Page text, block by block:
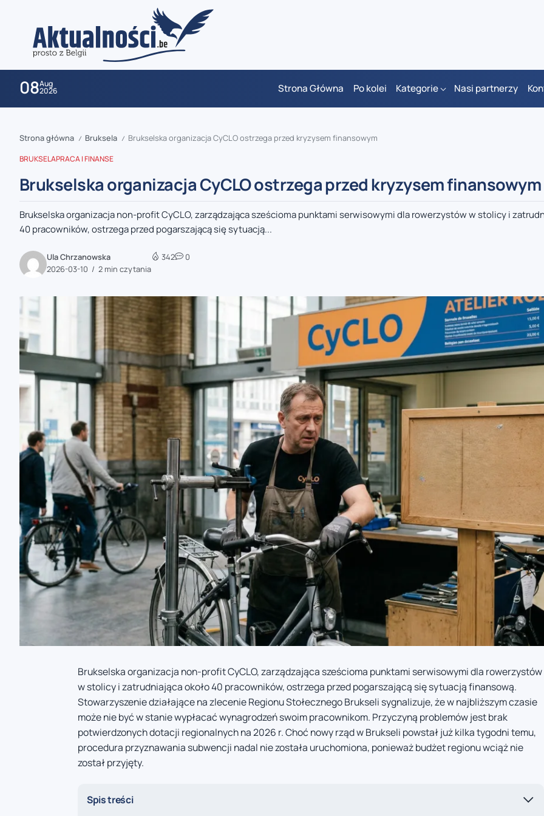
08Aug
2026 Strona Główna Po kolei Kategorie Nasi partnerzy
zaobserwuj nas
zaobserwuj nas
zaobserwuj nas
zaobserwuj nas
zaobserwuj nas
Strona główna / Bruksela / Brukselska organizacja CyCLO ostrzega przed kryzysem finansowym
BRUKSELAPRACA I FINANSE
Brukselska organizacja CyCLO ostrzega przed kryzysem finansowym
Brukselska organizacja non-profit CyCLO, zarządzająca sześcioma punktami serwisowymi dla rowerzystów w stolicy i
40 pracowników, ostrzega przed pogarszającą się sytuacją...
Ula Chrzanowska
2026-03-10
2 min czytania
342 0
Brukselska organizacja non-profit CyCLO, zarządzająca sześcioma punktami serwisowymi dla rowerzystów
w stolicy i zatrudniająca około 40 pracowników, ostrzega przed pogarszającą się sytuacją finansową.
Stowarzyszenie działające na zlecenie Regionu Stołecznego Brukseli sygnalizuje, że w najbliższym czasie
może nie być w stanie wypłacać wynagrodzeń swoim pracownikom. Przyczyną problemów jest brak
potwierdzonych dotacji regionalnych na 2026 r. Choć nowy rząd w Brukseli powstał już kilka tygodni temu,
procedura przyznawania subwencji nadal nie została uruchomiona, ponieważ budżet regionu wciąż nie
został przyjęty.
Spis treści